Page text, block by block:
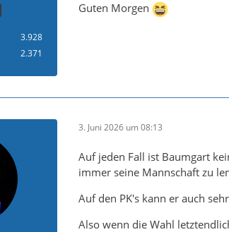
3.928
2.371
Guten Morgen
3. Juni 2026 um 08:13
Auf jeden Fall ist Baumgart
immer seine Mannschaft zu
Auf den PK's kann er auch
Also wenn die Wahl